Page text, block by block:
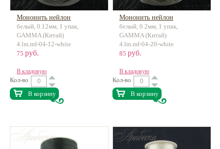
Мононить нейлон
белый, 0.12мм, 1 упак,
GAMMA (Китай)
4.lm.mf-04-12-white
75 руб.
В кладовую
Кол-во
В корзину
Мононить нейлон
белый, 0.2мм, 1 упак,
GAMMA (Китай)
4.lm.mf-04-20-white
85 руб.
В кладовую
Кол-во
В корзину